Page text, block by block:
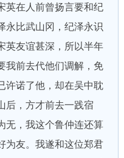
英在人前曾扬言要和纪
永比武山冈，纪泽永识
英友谊甚深，所以半年
我前去代他们调解，免
许诺了他，却在吴中耽
后，方才前去一践宿
无，我这个鲁仲连还算
为友。我遂和这位郑君